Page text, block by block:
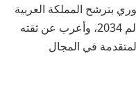
بترشح المملكة العربية
السعودية لاستضافة بطولة كأس العالم 2034، وأعرب عن ثقته
في المجال